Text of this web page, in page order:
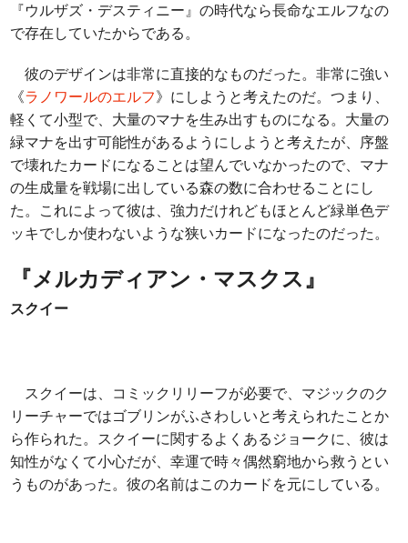
『ウルザズ・デスティニー』の時代なら長命なエルフなの
で存在していたからである。
彼のデザインは非常に直接的なものだった。非常に強い
《ラノワールのエルフ》にしようと考えたのだ。つまり、
軽くて小型で、大量のマナを生み出すものになる。大量の
緑マナを出す可能性があるようにしようと考えたが、序盤
で壊れたカードになることは望んでいなかったので、マナ
の生成量を戦場に出している森の数に合わせることにし
た。これによって彼は、強力だけれどもほとんど緑単色デ
ッキでしか使わないような狭いカードになったのだった。
『メルカディアン・マスクス』
スクイー
スクイーは、コミックリリーフが必要で、マジックのク
リーチャーではゴブリンがふさわしいと考えられたことか
ら作られた。スクイーに関するよくあるジョークに、彼は
知性がなくて小心だが、幸運で時々偶然窮地から救うとい
うものがあった。彼の名前はこのカードを元にしている。